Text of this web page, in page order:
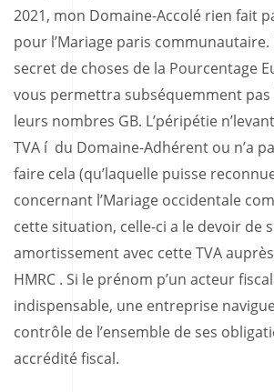
2021, mon Domaine-Accolé rien fait
pour l’Mariage paris
secret de choses de la Pourcentage
vous permettra subséquemment
leurs nombres GB. L’péripétie
TVA í du Domaine-Adhérent ou n’a
faire cela (qu’laquelle puisse
concernant l’Mariage occidentale
cette situation, celle-ci a le devoir de
amortissement avec cette TVA
HMRC . Si le prénom p’un acteur
indispensable, une entreprise
contrôle de l’ensemble de ses
accrédité fiscal.